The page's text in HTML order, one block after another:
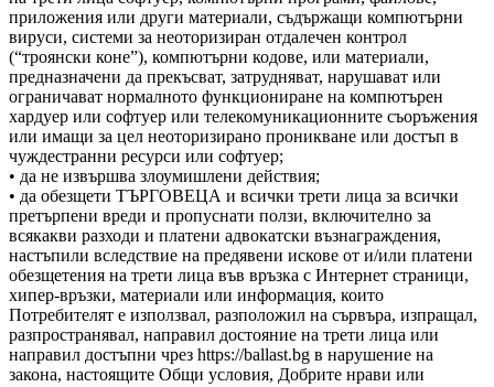
приложения или други материали, съдържащи компютърни
вируси, системи за неоторизиран отдалечен контрол
(“троянски коне”), компютърни кодове, или материали,
предназначени да прекъсват, затрудняват, нарушават или
ограничават нормалното функциониране на компютърен
хардуер или софтуер или телекомуникационните съоръжения
или имащи за цел неоторизирано проникване или достъп в
чуждестранни ресурси или софтуер;
• да не извършва злоумишлени действия;
• да обезщети ТЪРГОВЕЦА и всички трети лица за всички
претърпени вреди и пропуснати ползи, включително за
всякакви разходи и платени адвокатски възнаграждения,
настъпили вследствие на предявени искове от и/или платени
обезщетения на трети лица във връзка с Интернет страници,
хипер-връзки, материали или информация, които
Потребителят е използвал, разположил на сървъра, изпращал,
разпространявал, направил достояние на трети лица или
направил достъпни чрез https://ballast.bg в нарушение на
закона, настоящите Общи условия, Добрите нрави или